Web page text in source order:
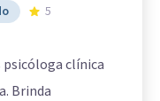
5
psicóloga clínica
Brinda